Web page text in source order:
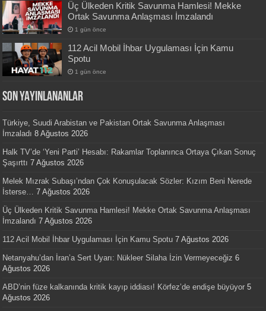
Üç Ülkeden Kritik Savunma Hamlesi! Mekke
Ortak Savunma Anlaşması İmzalandı
1 gün önce
112 Acil Mobil İhbar Uygulaması İçin Kamu
Spotu
1 gün önce
SON YAYINLANANLAR
Türkiye, Suudi Arabistan ve Pakistan Ortak Savunma Anlaşması
İmzaladı 8 Ağustos 2026
Halk TV’de ‘Yeni Parti’ Hesabı: Rakamlar Toplanınca Ortaya Çıkan Sonuç
Şaşırttı 7 Ağustos 2026
Melek Mızrak Subaşı’ndan Çok Konuşulacak Sözler: Kızım Beni Nerede
İsterse… 7 Ağustos 2026
Üç Ülkeden Kritik Savunma Hamlesi! Mekke Ortak Savunma Anlaşması
İmzalandı 7 Ağustos 2026
112 Acil Mobil İhbar Uygulaması İçin Kamu Spotu 7 Ağustos 2026
Netanyahu’dan İran’a Sert Uyarı: Nükleer Silaha İzin Vermeyeceğiz 6
Ağustos 2026
ABD’nin füze kalkanında kritik kayıp iddiası! Körfez’de endişe büyüyor 5
Ağustos 2026